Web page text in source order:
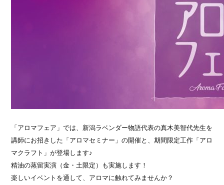
「アロマフェア」では、新潟ラベンダー物語代表の真木美智代先生を
講師にお招きした 「アロマセミナー」の開催と、期間限定工作「アロ
マクラフト」が登場します♪
精油の蒸留実演（金・土限定）も実施します！
楽しいイベントを通して、アロマに触れてみませんか？